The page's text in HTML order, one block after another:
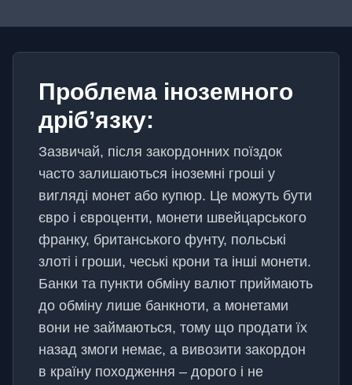
Проблема іноземного
дріб’язку:
Зазвичай, після закордонних поїздок
часто залишаються іноземні гроші у
вигляді монет або купюр. Це можуть бути
євро і євроценти, монети швейцарського
франку, британського фунту, польські
злоті і гроши, чеські крони та інші монети.
Банки та пункти обміну валют приймають
до обміну лише банкноти, а монетами
вони не займаються, тому що продати їх
назад змоги немає, а вивозити закордон
в країну походження – дорого і не